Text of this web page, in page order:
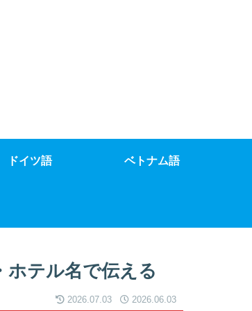
ドイツ語 ベトナム語
ホテル名で伝える
2026.07.03 2026.06.03